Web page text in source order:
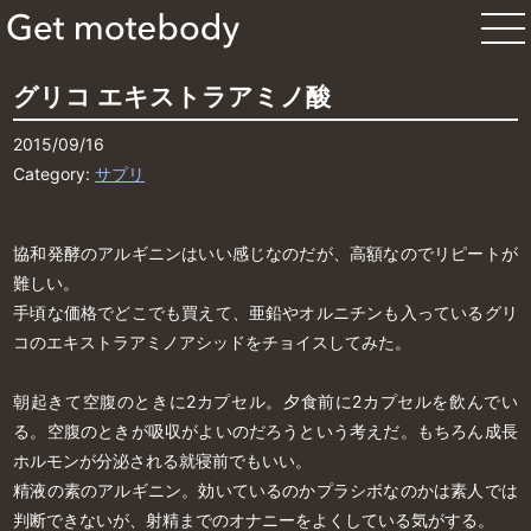
グリコ エキストラアミノ酸
2015/09/16
Category:サプリ
協和発酵のアルギニンはいい感じなのだが、高額なのでリピートが
難しい。
手頃な価格でどこでも買えて、亜鉛やオルニチンも入っているグリ
コのエキストラアミノアシッドをチョイスしてみた。
朝起きて空腹のときに2カプセル。夕食前に2カプセルを飲んでい
る。空腹のときが吸収がよいのだろうという考えだ。もちろん成長
ホルモンが分泌される就寝前でもいい。
精液の素のアルギニン。効いているのかプラシボなのかは素人では
判断できないが、射精までのオナニーをよくしている気がする。